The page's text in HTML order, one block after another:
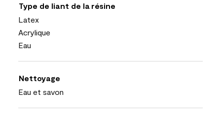
Type de liant de la résine
Latex
Acrylique
Eau
Nettoyage
Eau et savon